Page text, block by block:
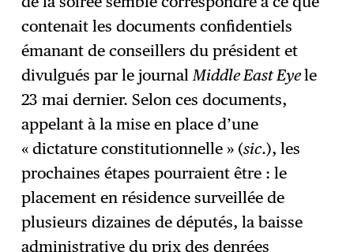
contenait les documents confidentiels
émanant de conseillers du président et
divulgués par le journalMiddle East Eyele
23 mai dernier. Selon ces documents,
appelant à la mise en place d’une
« dictature constitutionnelle » (sic.), les
prochaines étapes pourraient être : le
placement en résidence surveillée de
plusieurs dizaines de députés, la baisse
administrative du prix des denrées